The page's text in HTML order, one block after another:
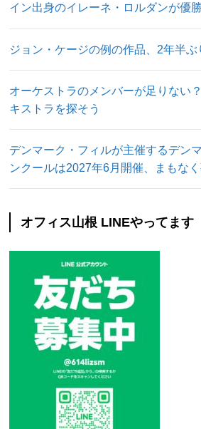
イン出身のイレーネ・ロルダンが優勝
ジョン・ケージの例の作品、2年半
オーケストラのメンバーが足りない
キストラを探そう
デンマーク・フィルが主催するデン
ンクールは2027年6月開催、まもな
オフィス山根 LINEやってます